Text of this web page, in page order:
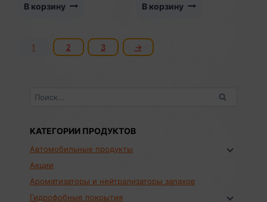
В корзину В корзину
1 2 3 →
Найти:
КАТЕГОРИИ ПРОДУКТОВ
Автомобильные продукты
Акции
Ароматизаторы и нейтрализаторы запахов
Гидрофобные покрытия